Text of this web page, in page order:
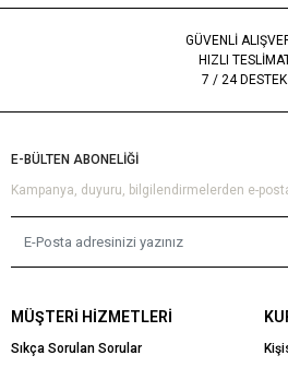
GÜVENLİ
HIZLI
7 / 24 DESTEK
E-BÜLTEN ABONELİĞİ
Kampanya, duyuru, bilgilendirmelerden e-
MÜŞTERI HIZMETLERI
Sıkça Sorulan Sorular